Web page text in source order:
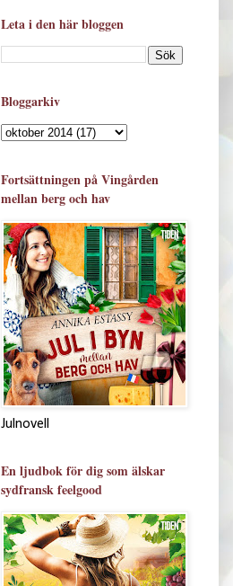
Leta i den här bloggen
Bloggarkiv
Fortsättningen på Vingården
mellan berg och hav
Julnovell
En ljudbok för dig som älskar
sydfransk feelgood